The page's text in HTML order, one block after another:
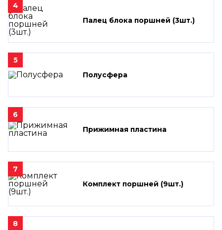
4
Палец блока поршней (3шт.)
5
Полусфера
6
Прижимная пластина
7
Комплект поршней (9шт.)
8